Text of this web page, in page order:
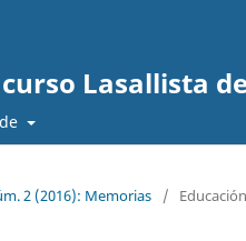
Lasallista
2 (2016): Memorias / Educación